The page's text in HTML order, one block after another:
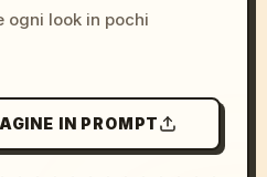
ogni look in pochi
IN PROMPT